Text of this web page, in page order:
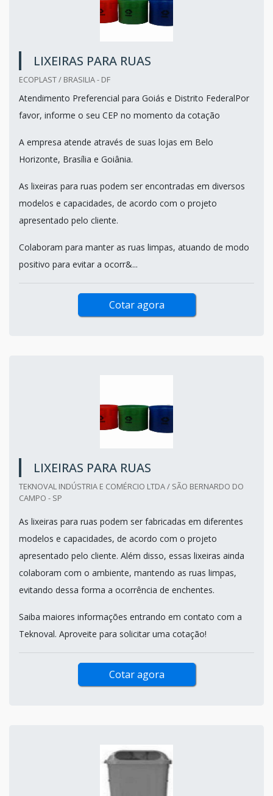
LIXEIRAS PARA RUAS
ECOPLAST / BRASILIA - DF
Atendimento Preferencial para Goiás e Distrito FederalPor
favor, informe o seu CEP no momento da cotação
A empresa atende através de suas lojas em Belo
Horizonte, Brasília e Goiânia.
As lixeiras para ruas podem ser encontradas em diversos
modelos e capacidades, de acordo com o projeto
apresentado pelo cliente.
Colaboram para manter as ruas limpas, atuando de modo
positivo para evitar a ocorr&...
Cotar agora
LIXEIRAS PARA RUAS
TEKNOVAL INDÚSTRIA E COMÉRCIO LTDA / SÃO BERNARDO DO
CAMPO - SP
As lixeiras para ruas podem ser fabricadas em diferentes
modelos e capacidades, de acordo com o projeto
apresentado pelo cliente. Além disso, essas lixeiras ainda
colaboram com o ambiente, mantendo as ruas limpas,
evitando dessa forma a ocorrência de enchentes.
Saiba maiores informações entrando em contato com a
Teknoval. Aproveite para solicitar uma cotação!
Cotar agora